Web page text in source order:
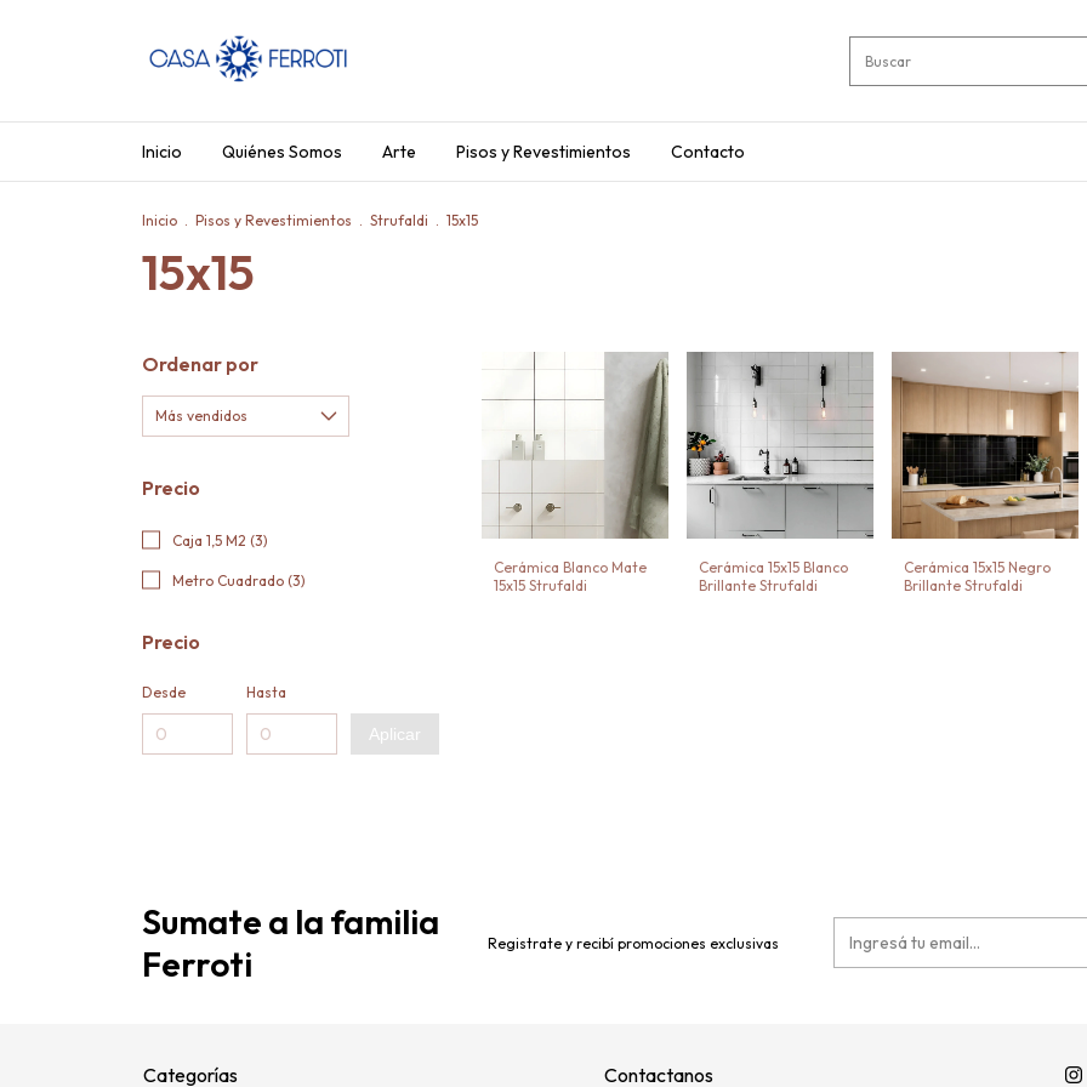
Inicio Quiénes Somos Arte Pisos y Revestimientos Contacto
Inicio . Pisos y Revestimientos . Strufaldi . 15x15
15x15
Ordenar por
Precio
Caja 1,5 M2 (3)
Metro Cuadrado (3)
Precio
Desde Hasta
Aplicar
Cerámica Blanco Mate
15x15 Strufaldi
Cerámica 15x15 Blanco
Brillante Strufaldi
Cerámica 15x15 Negro
Brillante Strufaldi
Sumate a la familia
Ferroti
Registrate y recibí promociones exclusivas
Categorías Contactanos